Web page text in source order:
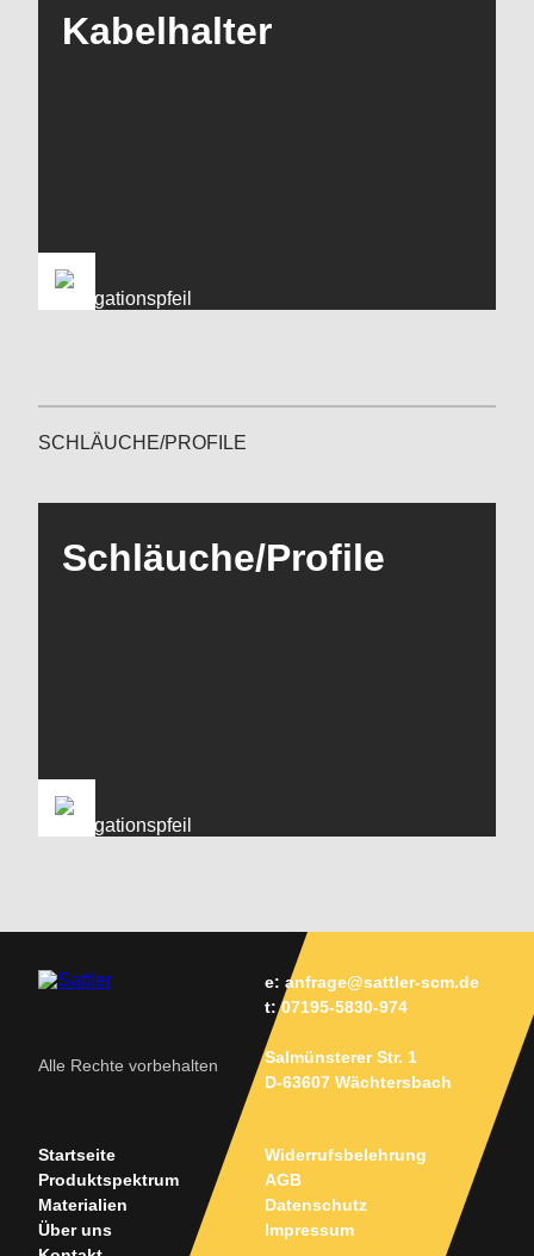
Kabelhalter
SCHLÄUCHE/PROFILE
Schläuche/Profile
Alle Rechte vorbehalten
Startseite
Produktspektrum
Materialien
Über uns
Widerrufsbelehrung
AGB
Datenschutz
Impressum
e: anfrage@sattler-scm.de
t: 07195-5830-974
Salmünsterer Str. 1
D-63607 Wächtersbach